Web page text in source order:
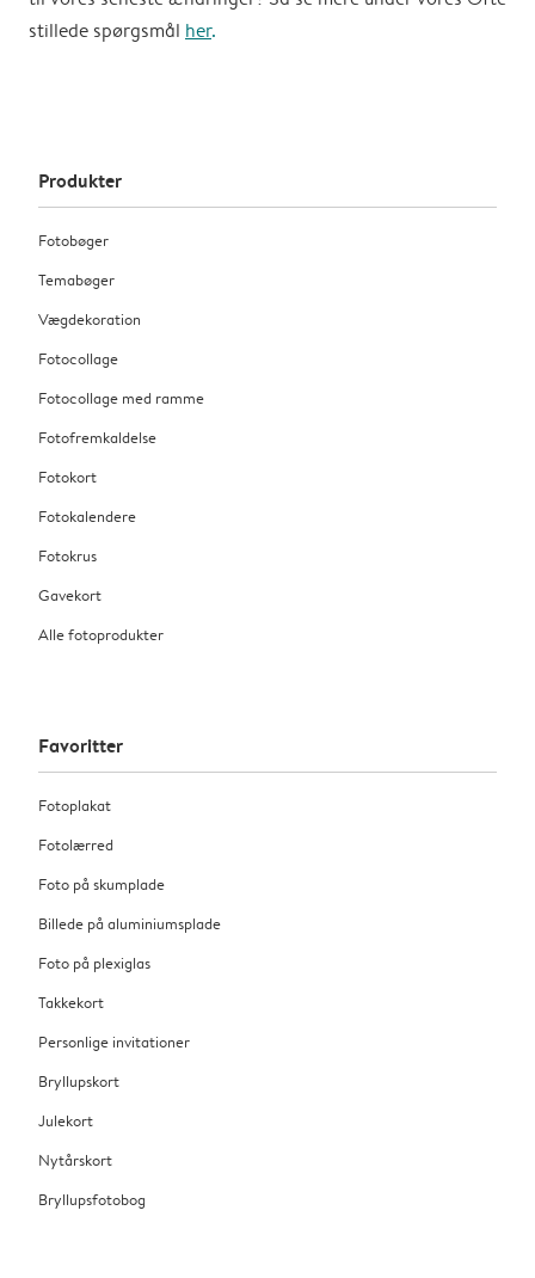
stillede spørgsmål her.
Produkter
Fotobøger
Temabøger
Vægdekoration
Fotocollage
Fotocollage med ramme
Fotofremkaldelse
Fotokort
Fotokalendere
Fotokrus
Gavekort
Alle fotoprodukter
Favoritter
Fotoplakat
Fotolærred
Foto på skumplade
Billede på aluminiumsplade
Foto på plexiglas
Takkekort
Personlige invitationer
Bryllupskort
Julekort
Nytårskort
Bryllupsfotobog